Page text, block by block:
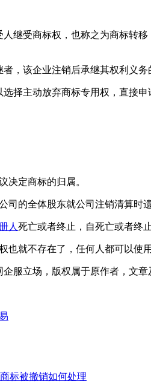
继受商标权，也称之为商标转
，该企业注销后承继其权利义
择主动放弃商标专用权，直接申
决定商标的归属。
的全体股东就公司注销清算时
人 死亡或者终止，自死亡或者终
也就不存在了，任何人都可以使用
服立场，版权属于原作者，文
标被撤销如何处理